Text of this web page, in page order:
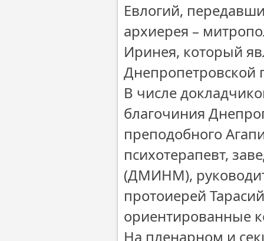
Евлогий,
архиерея –
Иринея, который
Днепропетровской
В числе
благочиния
преподобного
психотерапевт,
(ДМИНМ),
протоиерей
ориентированные
На пленарном и